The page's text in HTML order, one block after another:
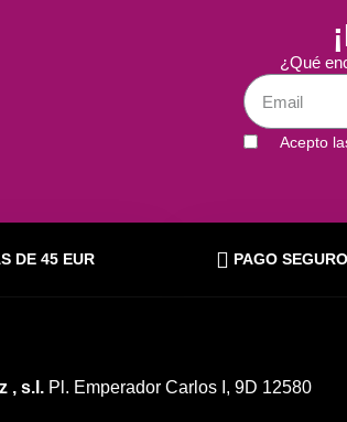
¿Qué
Acepto
DE 45 EUR PAGO SEGURO
, s.l. Pl. Emperador Carlos I, 9D 12580